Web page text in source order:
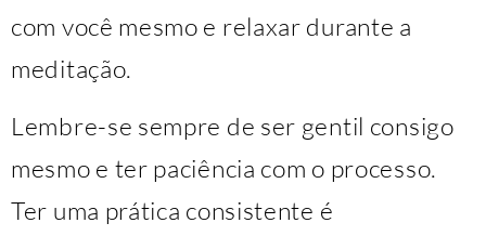
com você mesmo e relaxar durante a
meditação.
Lembre-se sempre de ser gentil consigo
mesmo e ter paciência com o processo.
Ter uma prática consistente é